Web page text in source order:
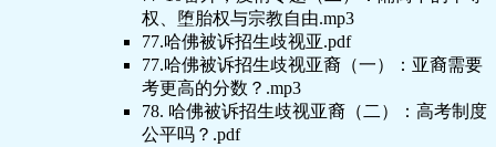
权、堕胎权与宗教自由.mp3
77.哈佛被诉招生歧视亚.pdf
77.哈佛被诉招生歧视亚裔（一）：亚裔需要
考更高的分数？.mp3
78. 哈佛被诉招生歧视亚裔（二）：高考制度
公平吗？.pdf